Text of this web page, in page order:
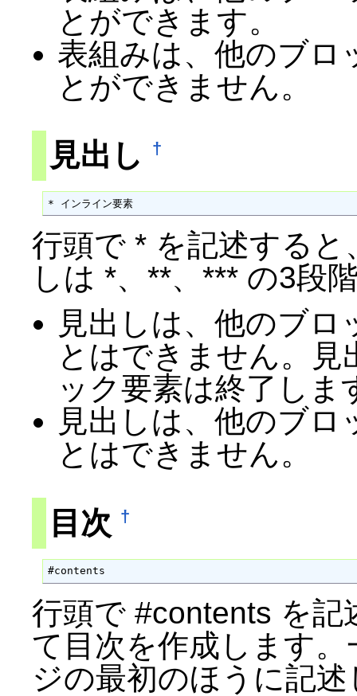
とができます。
表組みは、他のブロ
とができません。
見出し †
* インライン要素
行頭で * を記述する
しは *、**、*** の3段
見出しは、他のブ
とはできません。
ック要素は終了しま
見出しは、他のブ
とはできません。
目次 †
#contents
行頭で #contents を
て目次を作成します
ジの最初のほうに記